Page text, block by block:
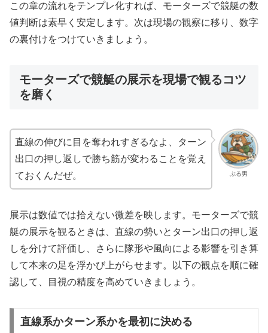
この章の流れをテンプレ化すれば、モーターズで競艇の数
値判断は素早く安定します。次は現場の観察に移り、数字
の裏付けをつけていきましょう。
モーターズで競艇の展示を現場で観るコツ
を磨く
ぶる男
直線の伸びに目を奪われすぎるなよ、ターン
出口の押し返しで勝ち筋が変わることを覚え
ておくんだぜ。
展示は数値では拾えない微差を映します。モーターズで競
艇の展示を観るときは、直線の勢いとターン出口の押し返
しを分けて評価し、さらに隊形や風向による影響を引き算
して本来の足を浮かび上がらせます。以下の観点を順に確
認して、目視の精度を高めていきましょう。
直線系かターン系かを最初に決める